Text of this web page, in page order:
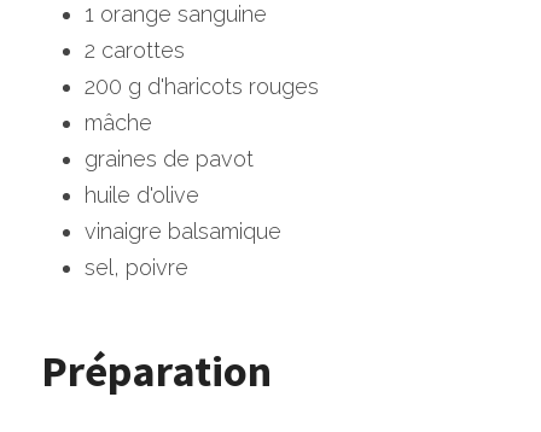
1 orange sanguine
2 carottes
200 g d'haricots rouges
mâche
graines de pavot
huile d'olive
vinaigre balsamique
sel, poivre
Préparation